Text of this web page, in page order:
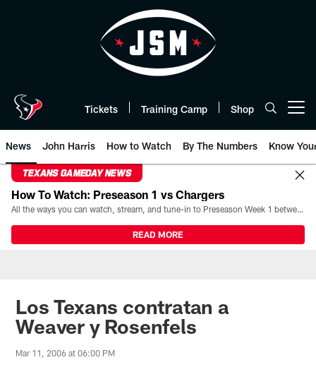
Tickets Training Camp Shop
News John Harris How to Watch By The Numbers Know
TEXANS GAMEDAY NEWS
How To Watch: Preseason 1 vs Chargers
All the ways you can watch, stream, and tune-in to Preseason Week 1 between the Texans and the Los Angeles Chargers at Reliant Stadium on August 13.
READ MORE
Los Texans contratan a
Weaver y Rosenfels
Mar 11, 2006 at 06:00 PM